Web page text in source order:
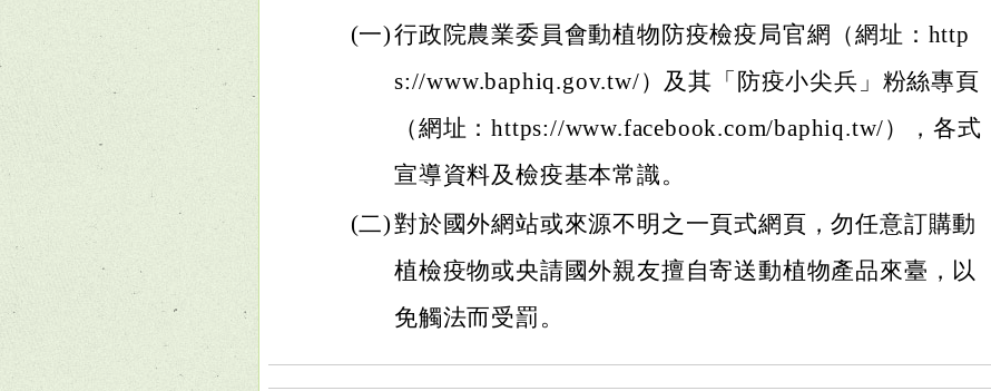
(一)行政院農業委員會動植物防疫檢疫局官網（網址：http
s://www.baphiq.gov.tw/）及其「防疫小尖兵」粉絲專頁
（網址：https://www.facebook.com/baphiq.tw/），各式
宣導資料及檢疫基本常識。
(二)對於國外網站或來源不明之一頁式網頁，勿任意訂購動
植檢疫物或央請國外親友擅自寄送動植物產品來臺，以
免觸法而受罰。